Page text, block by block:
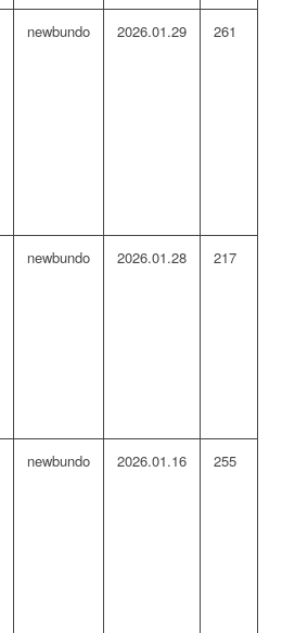
newbundo 2026.01.29 261
newbundo 2026.01.28 217
newbundo 2026.01.16 255